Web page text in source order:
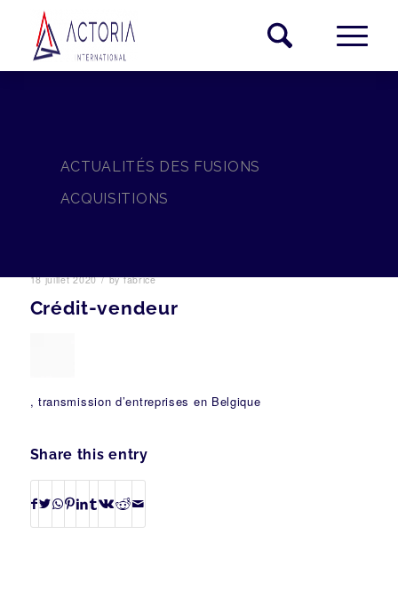
ACTUALITÉS DES FUSIONS
ACQUISITIONS
18 juillet 2020 / byfabrice
Crédit-vendeur
, transmission d’entreprises en Belgique
Share this entry